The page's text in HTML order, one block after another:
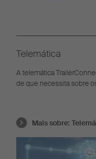
Telemática
A telemática
de que necessita sobre
Mais sobre: